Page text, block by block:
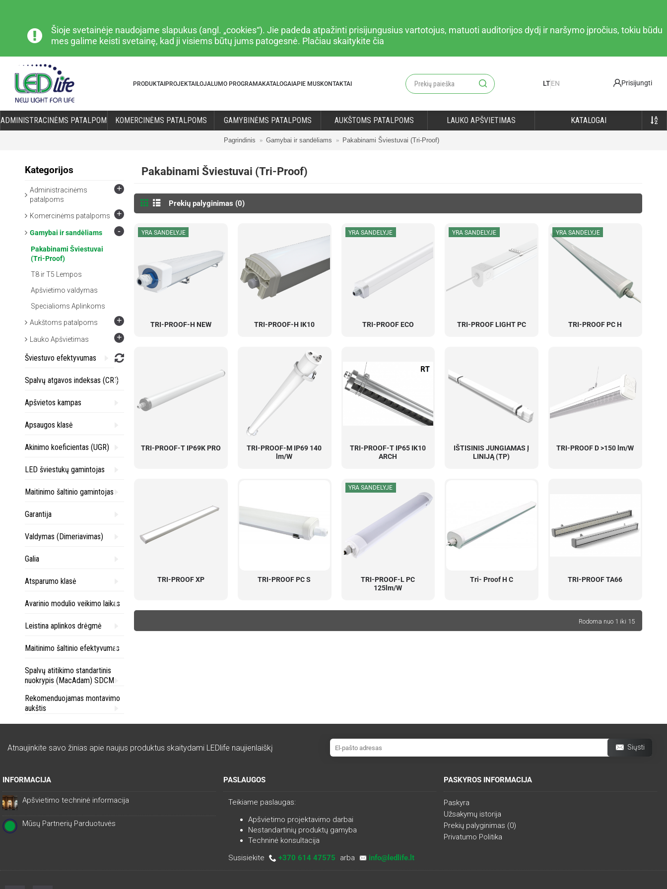
Šioje svetainėje naudojame slapukus (angl. „cookies“). Jie padeda atpažinti prisijungusius vartotojus, matuoti auditorijos dydį ir naršymo įpročius, tokiu būdu
mes galime keisti svetainę, kad ji visiems būtų jums patogesnė. Plačiau skaitykite čia
PRODUKTAI PROJEKTAI LOJALUMO PROGRAMAKATALOGAI APIE MUSKONTAKTAI LTEN Prisijungti
ADMINISTRACINĖMS PATALPOMS KOMERCINĖMS PATALPOMS GAMYBINĖMS PATALPOMS AUKŠTOMS PATALPOMS LAUKO APŠVIETIMAS KATALOGAI
Pagrindinis Gamybai ir sandėliams Pakabinami Šviestuvai (Tri-Proof)
Kategorijos
Administracinėms
patalpoms
+
Komercinėms patalpoms +
Gamybai ir sandėliams -
Pakabinami Šviestuvai
(Tri-Proof)
T8 ir T5 Lempos
Apšvietimo valdymas
Specialioms Aplinkoms
Aukštoms patalpoms +
Lauko Apšvietimas +
Šviestuvo efektyvumas
Spalvų atgavos indeksas (CRI)
Apšvietos kampas
Apsaugos klasė
Akinimo koeficientas (UGR)
LED šviestukų gamintojas
Maitinimo šaltinio gamintojas
Garantija
Valdymas (Dimeriavimas)
Galia
Atsparumo klasė
Avarinio modulio veikimo laikas
Leistina aplinkos drėgmė
Maitinimo šaltinio efektyvumas
Spalvų atitikimo standartinis
nuokrypis (MacAdam) SDCM
Rekomenduojamas montavimo
aukštis
Pakabinami Šviestuvai (Tri-Proof)
Prekių palyginimas (0)
YRA SANDELYJE
TRI-PROOF-H NEW TRI-PROOF-H IK10
YRA SANDELYJE
TRI-PROOF ECO
YRA SANDELYJE
TRI-PROOF LIGHT PC
YRA SANDELYJE
TRI-PROOF PC H
TRI-PROOF-T IP69K PRO
TRI-PROOF-M IP69 140
lm/W
TRI-PROOF-T IP65 IK10
ARCH
IŠTISINIS JUNGIAMAS Į
LINIJĄ (TP)
TRI-PROOF D >150 lm/W
TRI-PROOF XP TRI-PROOF PC S
YRA SANDELYJE
TRI-PROOF-L PC
125lm/W
Tri- Proof H C TRI-PROOF TA66
Rodoma nuo 1 iki 15
Atnaujinkite savo žinias apie naujus produktus skaitydami LEDlife naujienlaiškį Siųsti
INFORMACIJA
Apšvietimo techninė informacija
Mūsų Partnerių Parduotuvės
PASLAUGOS
Teikiame paslaugas:
Apšvietimo projektavimo darbai
Nestandartinių produktų gamyba
Techninė konsultacija
Susisiekite
+370 614 47575 arba info@ledlife.lt
PASKYROS INFORMACIJA
Paskyra
Užsakymų istorija
Prekių palyginimas (0)
Privatumo Politika